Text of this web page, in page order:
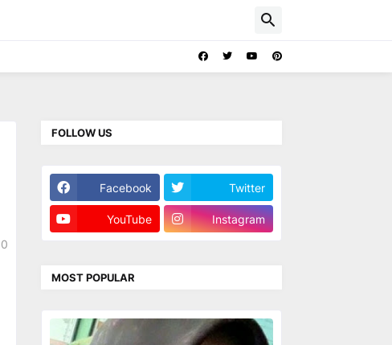
0
FOLLOW US
Facebook Twitter
YouTube Instagram
MOST POPULAR